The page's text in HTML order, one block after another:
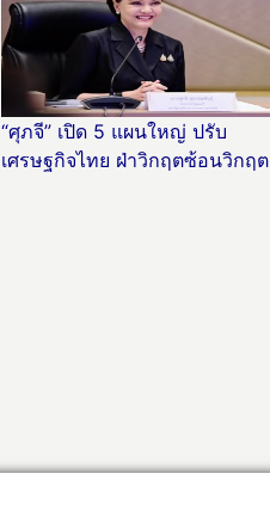
“ศุภจี” เปิด 5 แผนใหญ่ ปรับ
เศรษฐกิจไทย ฝ่าวิกฤตซ้อนวิกฤต